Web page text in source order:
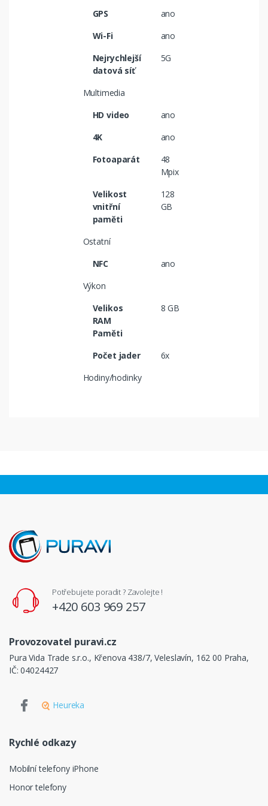
GPS
ano
Wi-Fi
ano
Nejrychlejší
datová síť
5G
Multimedia
HD video
ano
4K
ano
Fotoaparát
48
Mpix
Velikost
vnitřní
paměti
128
GB
Ostatní
NFC
ano
Výkon
Velikos
RAM
Paměti
8 GB
Počet jader
6x
Hodiny/hodinky
Potřebujete poradit ? Zavolejte !
+420 603 969 257
Provozovatel puravi.cz
Pura Vida Trade s.r.o., Křenova 438/7, Veleslavín, 162 00 Praha,
IČ: 04024427
Heureka
Rychlé odkazy
Mobilní telefony iPhone
Honor telefony